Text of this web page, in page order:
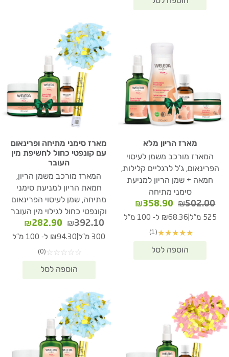
מארז הריון מלא
המארז מורכב משמן לעיסוי
הפרינאום, ג'ל לרגליים קלילות,
חמאה + שמן הריון למניעת
סימני מתיחה
₪502.00
המחיר
המקורי
₪502.00.
₪358.90
המחיר
הנוכחי
₪358.90.
525 מ"ל ₪68.36 ל- 100 מ"ל
★
★
★
★
★
(1)
מארז סימני מתיחה ופרינאום
עם קונפטי כחול לחשיפת מין
העובר
המארז מורכב משמן הריון,
חמאת הריון למניעת סימני
מתיחה, שמן לעיסוי הפרינאום
וקונפטי כחול לגילוי מין העובר
₪392.10
המחיר
המקורי
₪392.10.
₪282.90
הנוכחי
300 מ"ל ₪94.30 ל- 100 מ"ל
☆
☆
☆
☆
☆
(0)